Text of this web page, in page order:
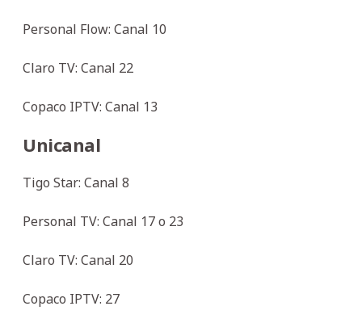
Personal Flow: Canal 10
Claro TV: Canal 22
Copaco IPTV: Canal 13
Unicanal
Tigo Star: Canal 8
Personal TV: Canal 17 o 23
Claro TV: Canal 20
Copaco IPTV: 27